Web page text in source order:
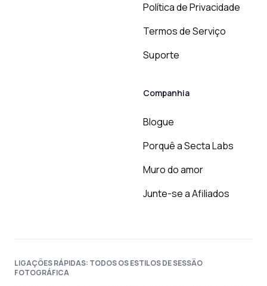
Política de Privacidade
Termos de Serviço
Suporte
Companhia
Blogue
Porquê a Secta Labs
Muro do amor
Junte-se a Afiliados
LIGAÇÕES RÁPIDAS: TODOS OS ESTILOS DE SESSÃO
FOTOGRÁFICA